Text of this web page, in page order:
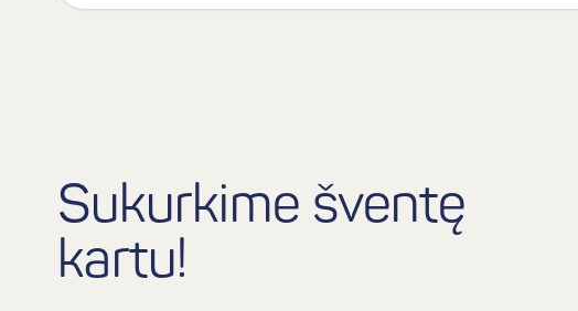
Sukurkime šventę
kartu!